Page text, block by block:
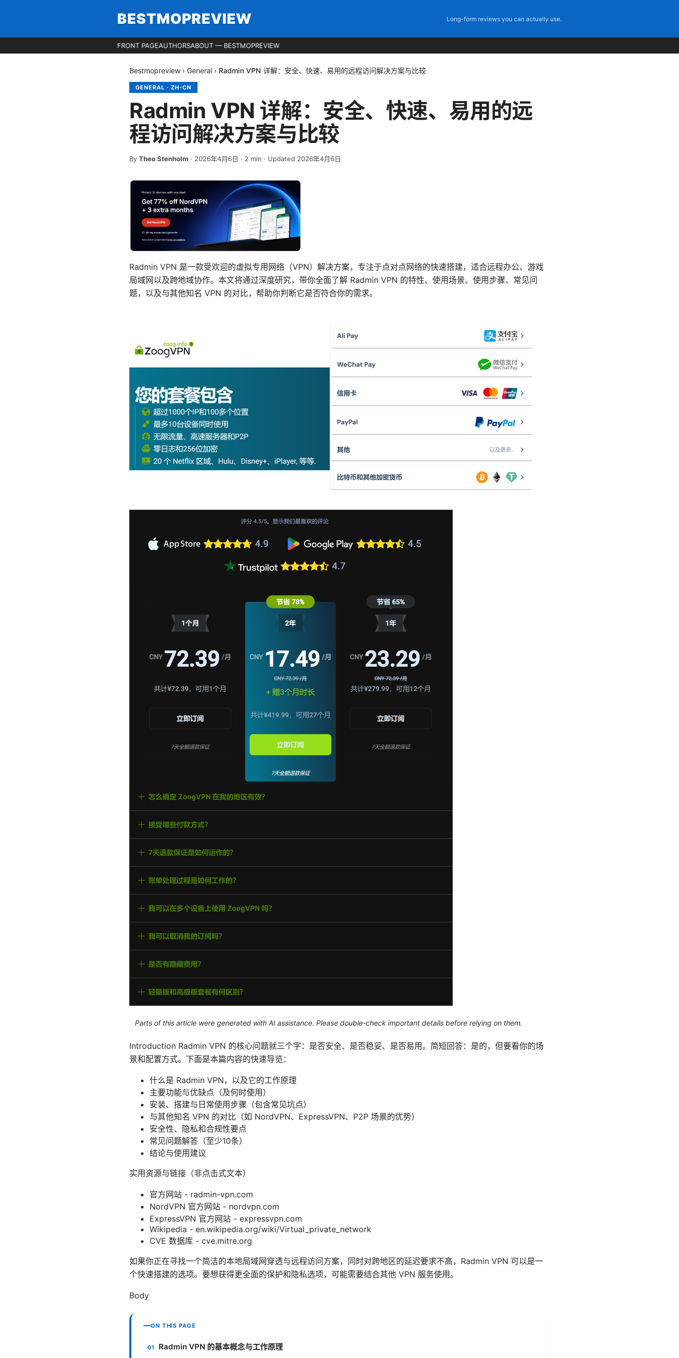
BESTMOPREVIEW Long-form reviews you can actually use.
FRONT PAGEAUTHORSABOUT — BESTMOPREVIEW
Bestmopreview › General › Radmin VPN 详解：安全、快速、易用的远程访问解决方案与比较
GENERAL · ZH-CN
Radmin VPN 详解：安全、快速、易用的远
程访问解决方案与比较
By Theo Stenholm · 2026年4月6日 · 2 min · Updated 2026年4月6日
Radmin VPN 是一款受欢迎的虚拟专用网络（VPN）解决方案，专注于点对点网络的快速搭建，适合远程办公、游戏
局域网以及跨地域协作。本文将通过深度研究，带你全面了解 Radmin VPN 的特性、使用场景、使用步骤、常见问
题，以及与其他知名 VPN 的对比，帮助你判断它是否符合你的需求。
Parts of this article were generated with AI assistance. Please double-check important details before relying on them.
Introduction Radmin VPN 的核心问题就三个字：是否安全、是否稳妥、是否易用。简短回答：是的，但要看你的场
景和配置方式。下面是本篇内容的快速导览：
什么是 Radmin VPN，以及它的工作原理
主要功能与优缺点（及何时使用）
安装、搭建与日常使用步骤（包含常见坑点）
与其他知名 VPN 的对比（如 NordVPN、ExpressVPN、P2P 场景的优势）
安全性、隐私和合规性要点
常见问题解答（至少10条）
结论与使用建议
实用资源与链接（非点击式文本）
官方网站 - radmin-vpn.com
NordVPN 官方网站 - nordvpn.com
ExpressVPN 官方网站 - expressvpn.com
Wikipedia - en.wikipedia.org/wiki/Virtual_private_network
CVE 数据库 - cve.mitre.org
如果你正在寻找一个简洁的本地局域网穿透与远程访问方案，同时对跨地区的延迟要求不高，Radmin VPN 可以是一
个快速搭建的选项。要想获得更全面的保护和隐私选项，可能需要结合其他 VPN 服务使用。
Body
ON THIS PAGE
Radmin VPN 的基本概念与工作原理